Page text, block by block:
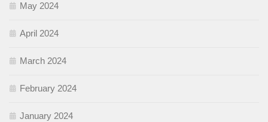
May 2024
April 2024
March 2024
February 2024
January 2024